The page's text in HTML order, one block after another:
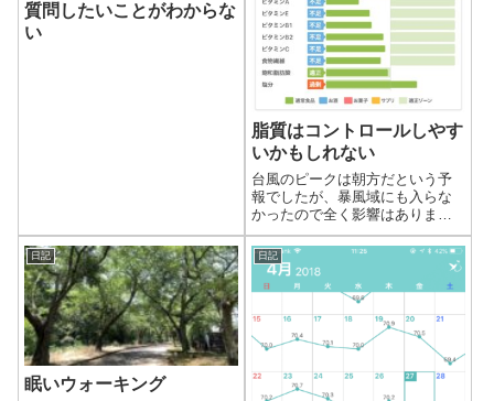
質問したいことがわからな
い
脂質はコントロールしやす
いかもしれない
台風のピークは朝方だという予
報でしたが、暴風域にも入らな
かったので全く影響はありませ
んでした。先日の大雨で家の裏
の山からはまだ水が流れてきて
いるので心配でしたが、とりあ
えずこの辺りは一安心ですね。
日記
眠いウォーキング
日記